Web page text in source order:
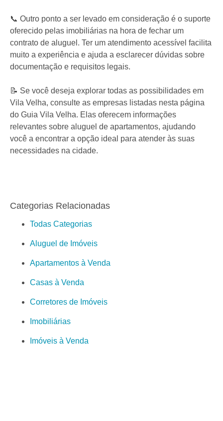
📞 Outro ponto a ser levado em consideração é o suporte
oferecido pelas imobiliárias na hora de fechar um
contrato de aluguel. Ter um atendimento acessível facilita
muito a experiência e ajuda a esclarecer dúvidas sobre
documentação e requisitos legais.
📝 Se você deseja explorar todas as possibilidades em
Vila Velha, consulte as empresas listadas nesta página
do Guia Vila Velha. Elas oferecem informações
relevantes sobre aluguel de apartamentos, ajudando
você a encontrar a opção ideal para atender às suas
necessidades na cidade.
Categorias Relacionadas
Todas Categorias
Aluguel de Imóveis
Apartamentos à Venda
Casas à Venda
Corretores de Imóveis
Imobiliárias
Imóveis à Venda